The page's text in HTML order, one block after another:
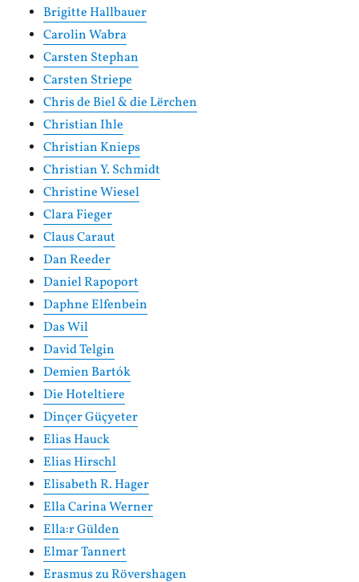
Brigitte Hallbauer
Carolin Wabra
Carsten Stephan
Carsten Striepe
Chris de Biel & die Lërchen
Christian Ihle
Christian Knieps
Christian Y. Schmidt
Christine Wiesel
Clara Fieger
Claus Caraut
Dan Reeder
Daniel Rapoport
Daphne Elfenbein
Das Wil
David Telgin
Demien Bartók
Die Hoteltiere
Dinçer Güçyeter
Elias Hauck
Elias Hirschl
Elisabeth R. Hager
Ella Carina Werner
Ella:r Gülden
Elmar Tannert
Erasmus zu Rövershagen